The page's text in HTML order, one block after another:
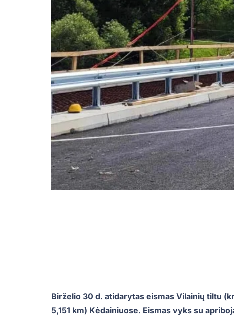
Birželio 30 d. atidarytas eismas Vilainių tiltu
5,151 km) Kėdainiuose. Eismas vyks su